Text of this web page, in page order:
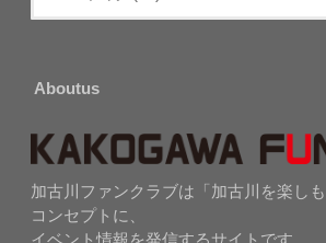
Aboutus
加古川ファンクラブは「加古川を楽し
コンセプトに、